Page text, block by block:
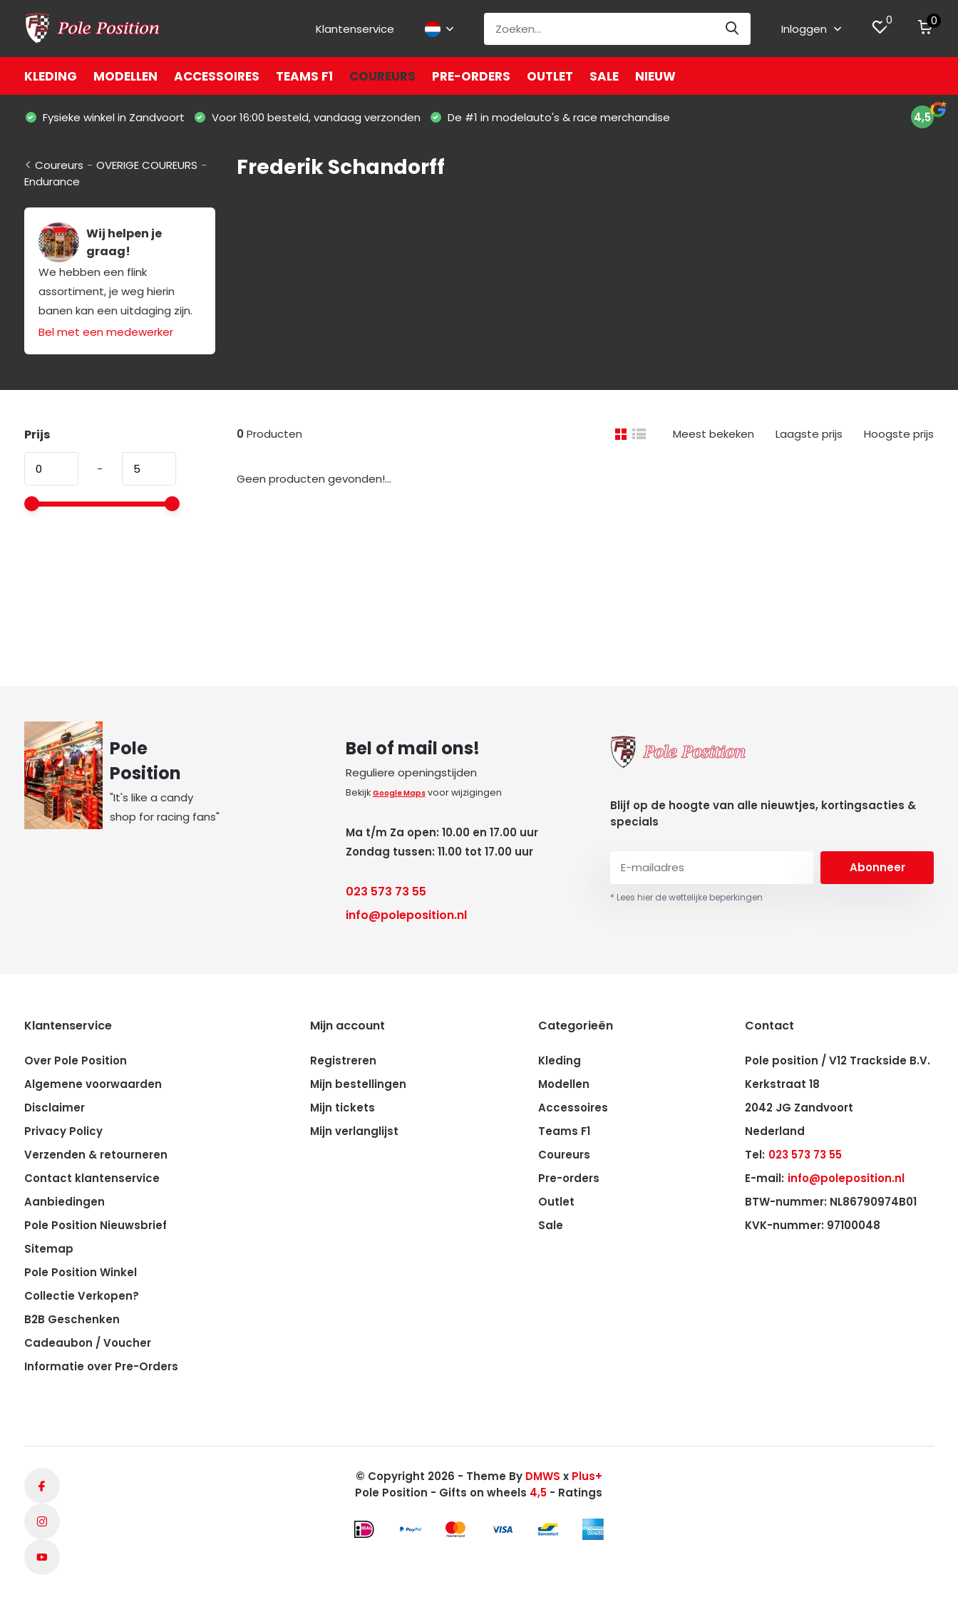
Klantenservice Inloggen
0 0
KLEDING MODELLEN ACCESSOIRES TEAMS F1 COUREURS PRE-ORDERS OUTLET SALE NIEUW
Fysieke winkel in Zandvoort Voor 16:00 besteld, vandaag verzonden De #1 in modelauto's & race merchandise 4,5
Coureurs - OVERIGE COUREURS -
Endurance
Wij helpen je
graag!
We hebben een flink
assortiment, je weg hierin
banen kan een uitdaging zijn.
Bel met een medewerker
Frederik Schandorff
Prijs
-
0Producten Meest bekeken Laagste prijs Hoogste prijs
Geen producten gevonden!...
Pole
Position
"It's like a candy
shop for racing fans"
Bel of mail ons!
Reguliere openingstijden
Bekijk Google Mapsvoor wijzigingen
Ma t/m Za open: 10.00 en 17.00 uur
Zondag tussen: 11.00 tot 17.00 uur
023 573 73 55
info@poleposition.nl
Blijf op de hoogte van alle nieuwtjes, kortingsacties &
specials
Abonneer
* Lees hier de wettelijke beperkingen
Klantenservice
Over Pole Position
Algemene voorwaarden
Disclaimer
Privacy Policy
Verzenden & retourneren
Contact klantenservice
Aanbiedingen
Pole Position Nieuwsbrief
Sitemap
Pole Position Winkel
Collectie Verkopen?
B2B Geschenken
Cadeaubon / Voucher
Informatie over Pre-Orders
Mijn account
Registreren
Mijn bestellingen
Mijn tickets
Mijn verlanglijst
Categorieën
Kleding
Modellen
Accessoires
Teams F1
Coureurs
Pre-orders
Outlet
Sale
Contact
Pole position / V12 Trackside B.V.
Kerkstraat 18
2042 JG Zandvoort
Nederland
Tel: 023 573 73 55
E-mail: info@poleposition.nl
BTW-nummer: NL86790974B01
KVK-nummer: 97100048
© Copyright 2026 - Theme By DMWS x Plus+
Pole Position - Gifts on wheels 4,5 - Ratings